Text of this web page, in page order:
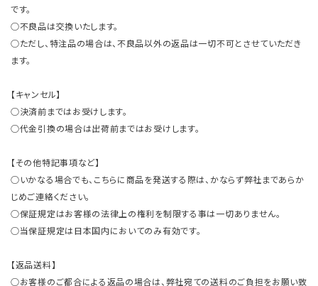
です。
○不良品は交換いたします。
○ただし、特注品の場合は、不良品以外の返品は一切不可とさせていただき
ます。
【キャンセル】
○決済前まではお受けします。
○代金引換の場合は出荷前まではお受けします。
【その他特記事項など】
○いかなる場合でも、こちらに商品を発送する際は、かならず弊社まであらか
じめご連絡ください。
○保証規定はお客様の法律上の権利を制限する事は一切ありません。
○当保証規定は日本国内においてのみ有効です。
【返品送料】
○お客様のご都合による返品の場合は、弊社宛ての送料のご負担をお願い致